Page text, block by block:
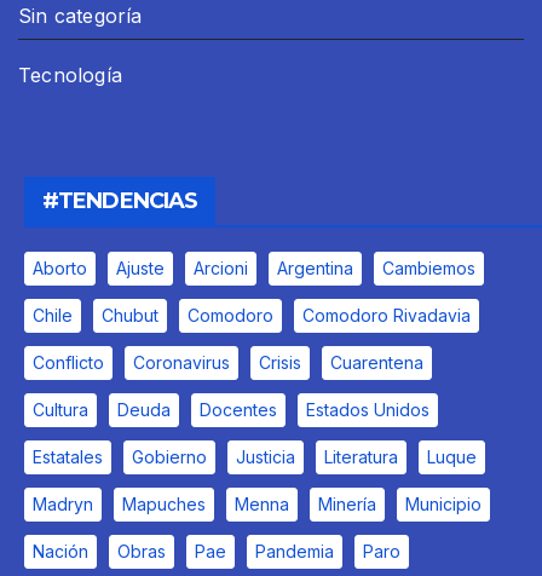
Sin categoría
Tecnología
#TENDENCIAS
Aborto Ajuste Arcioni Argentina Cambiemos
Chile Chubut Comodoro Comodoro Rivadavia
Conflicto Coronavirus Crisis Cuarentena
Cultura Deuda Docentes Estados Unidos
Estatales Gobierno Justicia Literatura Luque
Madryn Mapuches Menna Minería Municipio
Nación Obras Pae Pandemia Paro